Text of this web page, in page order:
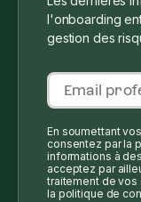
l'onboarding
gestion des
En soumettant
consentez par la
informations à
acceptez par
traitement de vos
la politique de